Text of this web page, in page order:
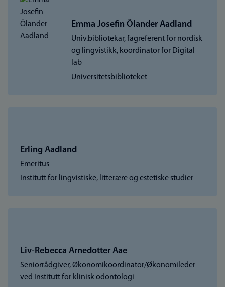
Emma Josefin Ölander Aadland
Univ.bibliotekar, fagreferent for nordisk
og lingvistikk, koordinator for Digital
lab
Universitetsbiblioteket
Erling Aadland
Emeritus
Institutt for lingvistiske, litterære og estetiske studier
Liv-Rebecca Arnedotter Aae
Seniorrådgiver, Økonomikoordinator/Økonomileder
ved Institutt for klinisk odontologi